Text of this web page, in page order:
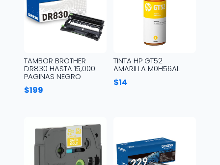
TAMBOR BROTHER
DR830 HASTA 15,000
PAGINAS NEGRO
$199
TINTA HP GT52
AMARILLA M0H56AL
$14